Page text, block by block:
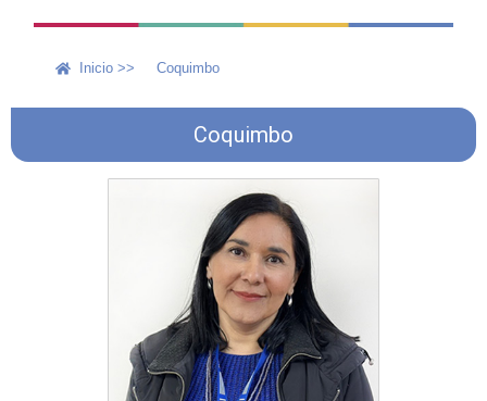
Inicio >> Coquimbo
Coquimbo